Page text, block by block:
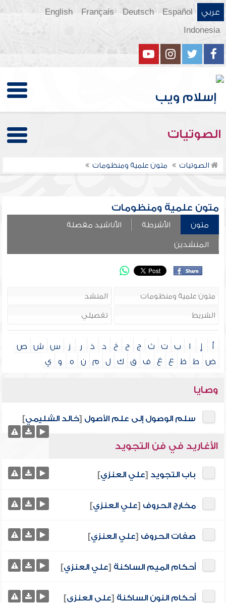
عربي Español
Deutsch
Français
English
Indonesia
الصوتيات
الصوتيات متون علمية ومنظومات
متون علمية ومنظومات
متون الأشرطة الأناشيد مفصلة
المنشدين
أ إ ا ب ت ث ج ح خ د ذ ر ز س ش
ص
ض
ط ظ ع غ ف ق ك ل م ن ه و ي
وصايا
سلم الوصول إلى علم الأصول [خالد الشليمي]
الأغاريد في فن التجويد
باب التجويد [علي العنزي]
مخارج الحروف [علي العنزي]
صفات الحروف [علي العنزي]
أحكام الميم الساكنة [علي العنزي]
أحكام النون الساكنة [علي العنزي]